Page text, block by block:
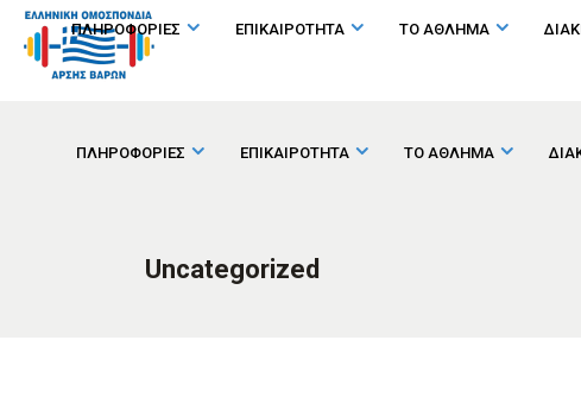
ΠΛΗΡΟΦΟΡΙΕΣ ΕΠΙΚΑΙΡΟΤΗΤΑ ΤΟ ΑΘΛΗΜΑ
ΠΛΗΡΟΦΟΡΙΕΣ ΕΠΙΚΑΙΡΟΤΗΤΑ ΤΟ ΑΘΛΗΜΑ
Uncategorized